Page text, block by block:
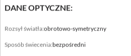
DANE OPTYCZNE:
Rozsył światła:obrotowo-symetryczny
Sposób świecenia:bezpośredni
aluminium